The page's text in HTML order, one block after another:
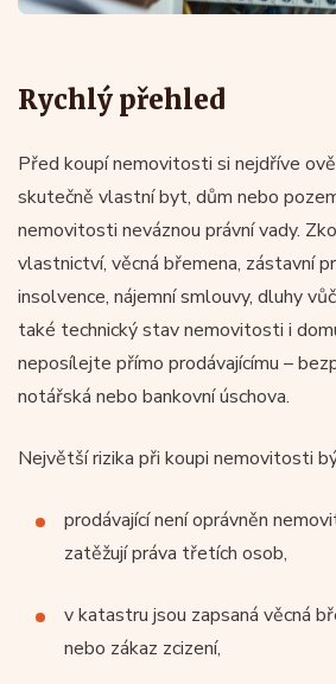
Rychlý přehled
Před koupí nemovitosti si nejdříve
skutečně vlastní byt, dům nebo
nemovitosti neváznou právní vady.
vlastnictví, věcná břemena, zástavní
insolvence, nájemní smlouvy, dluhy
také technický stav nemovitosti i
neposílejte přímo prodávajícímu –
notářská nebo bankovní úschova.
Největší rizika při koupi nemovitosti
prodávající není oprávněn
zatěžují práva třetích osob,
v katastru jsou zapsaná věcná
nebo zákaz zcizení,